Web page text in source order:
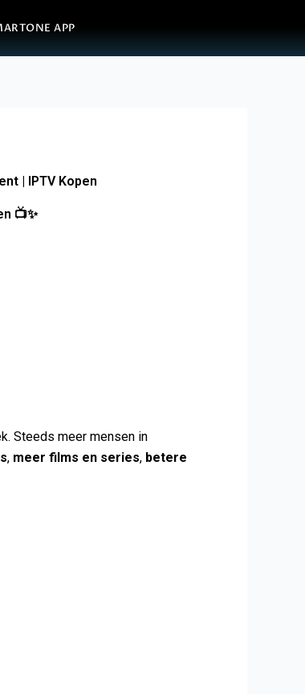
APP
| IPTV Kopen
📺✨
Steeds meer mensen in
, meer films en series, betere